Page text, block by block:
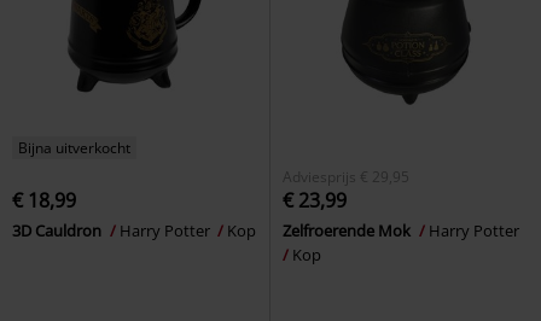
Bijna uitverkocht
€ 18,99
3D Cauldron Harry Potter Kop
Adviesprijs € 29,95
€ 23,99
Zelfroerende Mok
Harry Potter
Kop